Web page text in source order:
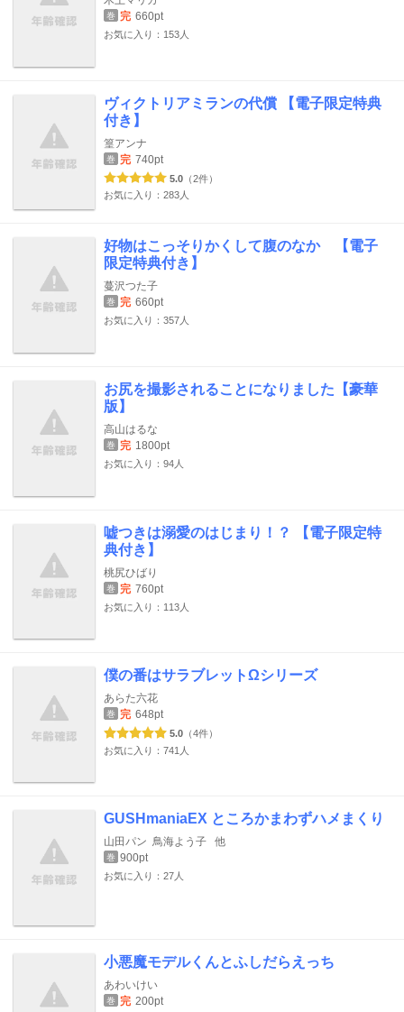
巻 完 660pt
お気に入り：153人
ヴィクトリアミランの代償 【電子限定特典
付き】
篁アンナ
巻 完 740pt
5.0 （2件）
お気に入り：283人
好物はこっそりかくして腹のなか 【電子
限定特典付き】
蔓沢つた子
巻 完 660pt
お気に入り：357人
お尻を撮影されることになりました【豪華
版】
高山はるな
巻 完 1800pt
お気に入り：94人
嘘つきは溺愛のはじまり！？ 【電子限定特
典付き】
桃尻ひばり
巻 完 760pt
お気に入り：113人
僕の番はサラブレットΩシリーズ
あらた六花
巻 完 648pt
5.0 （4件）
お気に入り：741人
GUSHmaniaEX ところかまわずハメまくり
山田パン 鳥海よう子 他
巻 900pt
お気に入り：27人
小悪魔モデルくんとふしだらえっち
あわいけい
巻 完 200pt